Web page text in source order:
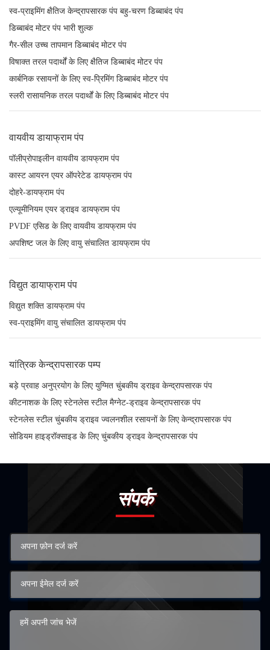
स्व-प्राइमिंग क्षैतिज केन्द्रापसारक पंप बहु-चरण डिब्बाबंद पंप
डिब्बाबंद मोटर पंप भारी शुल्क
गैर-सील उच्च तापमान डिब्बाबंद मोटर पंप
विषाक्त तरल पदार्थों के लिए क्षैतिज डिब्बाबंद मोटर पंप
कार्बनिक रसायनों के लिए स्व-प्रिमिंग डिब्बाबंद मोटर पंप
स्लरी रासायनिक तरल पदार्थों के लिए डिब्बाबंद मोटर पंप
वायवीय डायाफ्राम पंप
पॉलीप्रोपाइलीन वायवीय डायफ्राम पंप
कास्ट आयरन एयर ऑपरेटेड डायफ्राम पंप
दोहरे-डायफ्राम पंप
एल्यूमीनियम एयर ड्राइव डायफ्राम पंप
PVDF एसिड के लिए वायवीय डायफ्राम पंप
अपशिष्ट जल के लिए वायु संचालित डायफ्राम पंप
विद्युत डायाफ्राम पंप
विद्युत शक्ति डायफ्राम पंप
स्व-प्राइमिंग वायु संचालित डायफ्राम पंप
यांत्रिक केन्द्रापसारक पम्प
बड़े प्रवाह अनुप्रयोग के लिए युग्मित चुंबकीय ड्राइव केन्द्रापसारक पंप
कीटनाशक के लिए स्टेनलेस स्टील मैग्नेट-ड्राइव केन्द्रापसारक पंप
स्टेनलेस स्टील चुंबकीय ड्राइव ज्वलनशील रसायनों के लिए केन्द्रापसारक पंप
सोडियम हाइड्रॉक्साइड के लिए चुंबकीय ड्राइव केन्द्रापसारक पंप
संपर्क